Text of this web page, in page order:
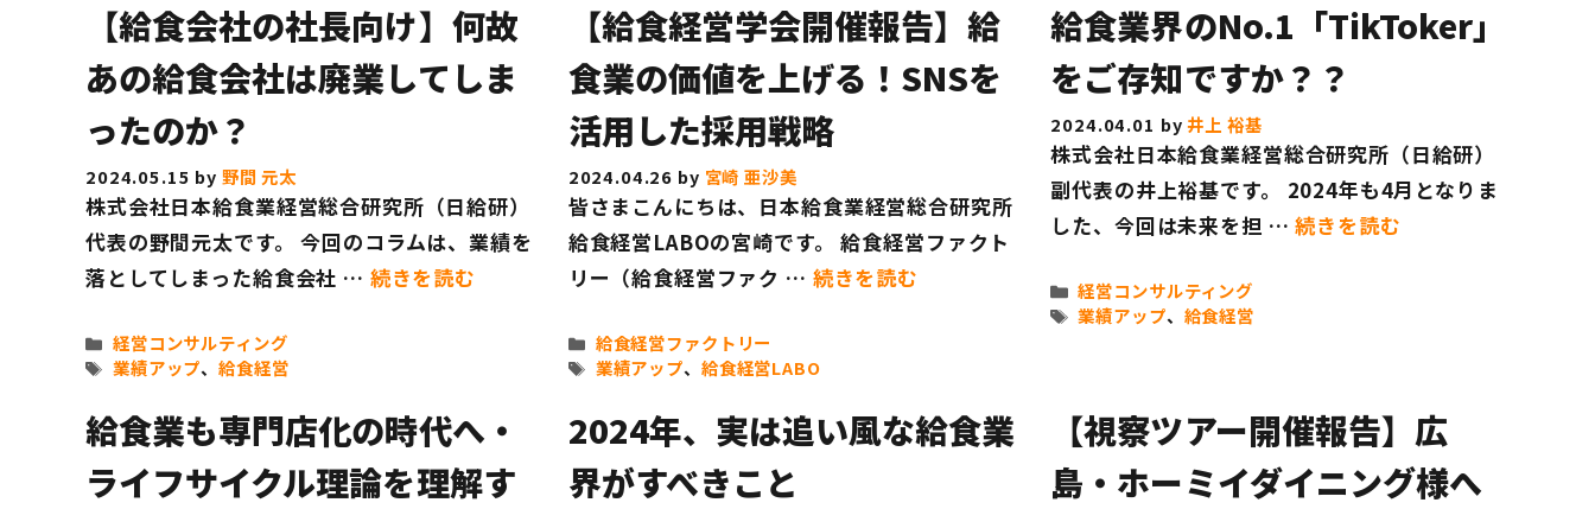
【給食会社の社長向け】何故
あの給食会社は廃業してしま
ったのか？
2024.05.15 by 野間 元太
株式会社日本給食業経営総合研究所（日給研）
代表の野間元太です。 今回のコラムは、業績を
落としてしまった給食会社 … 続きを読む
カ
テ
リ
ー
経営コンサルティング
タ
業績アップ、給食経営
【給食経営学会開催報告】給
食業の価値を上げる！SNSを
活用した採用戦略
2024.04.26 by 宮崎 亜沙美
皆さまこんにちは、日本給食業経営総合研究所
給食経営LABOの宮崎です。 給食経営ファクト
リー（給食経営ファク … 続きを読む
カ
テ
リ
ー
給食経営ファクトリー
タ
業績アップ、 給食経営LABO
給食業界のNo.1「TikToker」
をご存知ですか？？
2024.04.01 by井上 裕基
株式会社日本給食業経営総合研究所（日給研）
副代表の井上裕基です。 2024年も4月となりま
した、今回は未来を担 …続きを読む
カ
テ
経営コンサルティング
タ
業績アップ、 給食経営
給食業も専門店化の時代へ・
ライフサイクル理論を理解す
2024年、実は追い風な給食業
界がすべきこと
【視察ツアー開催報告】広
島・ホーミイダイニング様へ